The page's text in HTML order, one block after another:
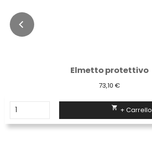
Elmetto protettivo
73,10 €
 + Carrello